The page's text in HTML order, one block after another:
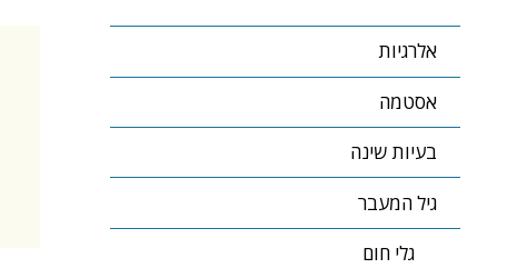
אלרגיות
אסטמה
בעיות שינה
גיל המעבר
גלי חום